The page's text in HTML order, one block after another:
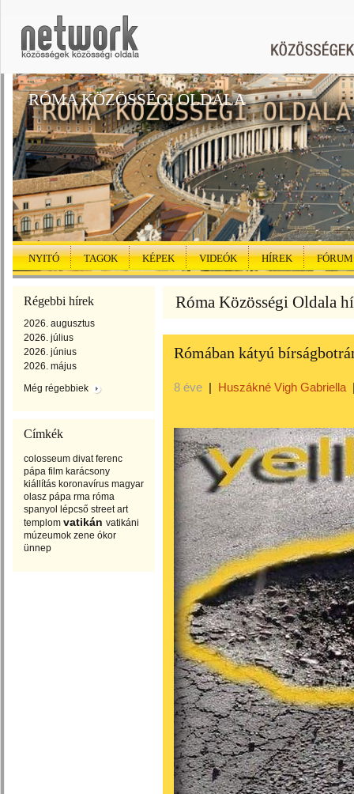
RÓMA KÖZÖSSÉGI OLDALA
NYITÓ TAGOK KÉPEK VIDEÓK HÍREK FÓRUM
Régebbi hírek
2026. augusztus
2026. július
2026. június
2026. május
Még régebbiek
Címkék
colosseum divat ferenc
pápa film karácsony
kiállítás koronavírus magyar
olasz pápa rma róma
spanyol lépcső street art
templom vatikán vatikáni
múzeumok zene ókor
ünnep
Róma Közösségi Oldala
Rómában kátyú
8 éve | Huszákné Vigh Gabriella